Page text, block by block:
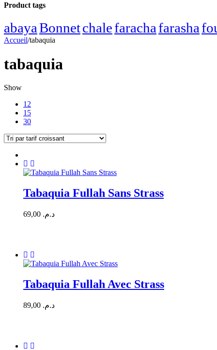
Product tags
abayaBonnetchalefaracha farasha
Accueil/tabaquia
tabaquia
Show
12
15
30
Tabaquia Fullah Sans Strass
د.م.
Tabaquia Fullah Avec Strass
د.م.